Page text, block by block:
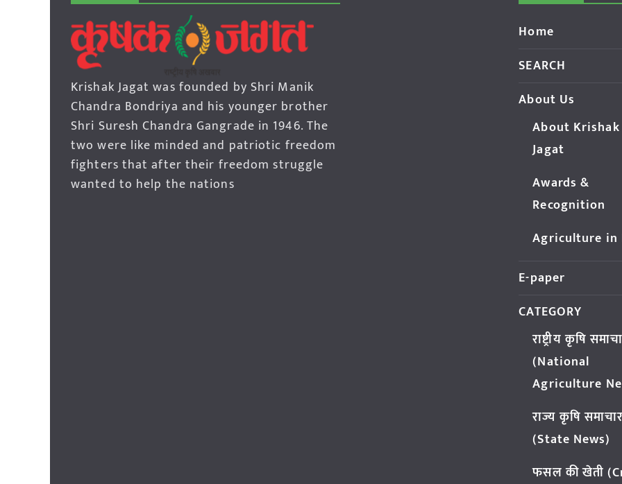
Krishak Jagat was founded by Shri Manik
Chandra Bondriya and his younger brother
Shri Suresh Chandra Gangrade in 1946. The
two were like minded and patriotic freedom
fighters that after their freedom struggle
wanted to help the nations
Home
SEARCH
About Us
About Krishak
Jagat
Awards &
Recognition
Agriculture in
E-paper
CATEGORY
राष्ट्रीय कृषि
(National
Agriculture
राज्य कृषि समाचार
(State News)
फसल की खेती